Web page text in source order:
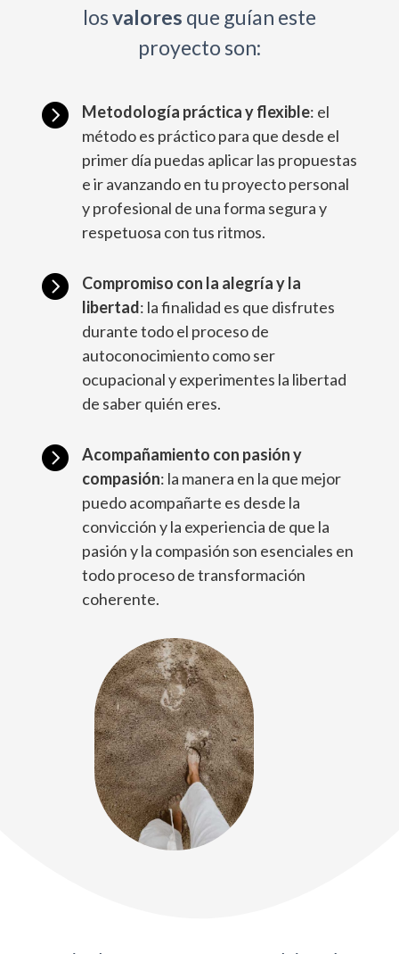
losvalores que guían este
proyecto son:
 Metodología práctica y flexible: el
método es práctico para que desde el
primer día puedas aplicar las propuestas
e ir avanzando en tu proyecto personal
y profesional de una forma segura y
respetuosa con tus ritmos.

Compromiso con la alegría y la
libertad: la finalidad es que disfrutes
durante todo el proceso de
autoconocimiento como ser
ocupacional y experimentes la libertad
de saber quién eres.

Acompañamiento con pasión y
compasión: la manera en la que mejor
puedo acompañarte es desde la
convicción y la experiencia de que la
pasión y la compasión son esenciales en
todo proceso de transformación
coherente.